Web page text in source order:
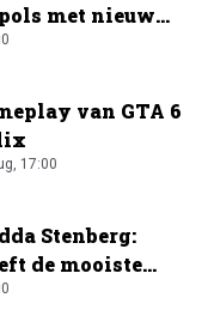
met nieuw
van GTA 6
17:00
Stenberg:
de mooiste
Europa"